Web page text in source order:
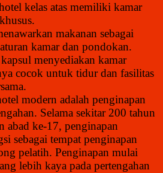
kelas atas memiliki kamar
makanan sebagai
kamar dan pondokan.
menyediakan kamar
cocok untuk tidur dan fasilitas
modern adalah penginapan
Selama sekitar 200 tahun
abad ke-17, penginapan
sebagai tempat penginapan
pelatih. Penginapan mulai
lebih kaya pada pertengahan